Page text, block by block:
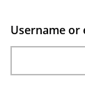
Username or